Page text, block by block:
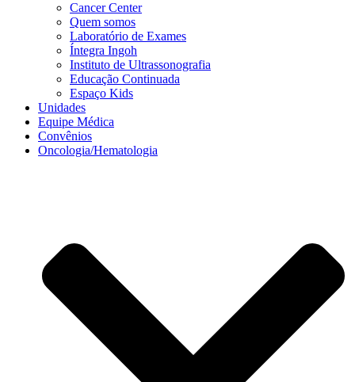
Cancer Center
Quem somos
Laboratório de Exames
Íntegra Ingoh
Instituto de Ultrassonografia
Educação Continuada
Espaço Kids
Unidades
Equipe Médica
Convênios
Oncologia/Hematologia